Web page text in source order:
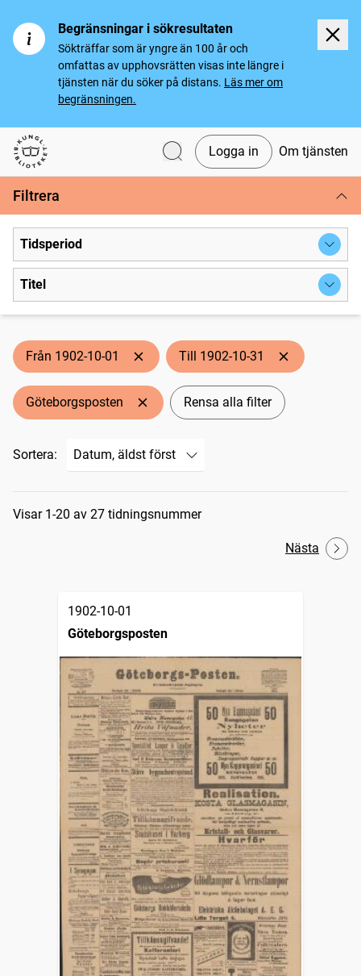
Begränsningar i sökresultaten
Sökträffar som är yngre än 100 år och
omfattas av upphovsrätten visas inte längre i
tjänsten när du söker på distans. Läs mer om
begränsningen.
Svenska tidningar
Logga in Om tjänsten
Filtrera
Tidsperiod
Titel
Från 1902-10-01 Till 1902-10-31
Göteborgsposten Rensa alla filter
Sortera:
Sökresultat
Visar 1-20 av 27 tidningsnummer
Nästa
1902-10-01
Göteborgsposten